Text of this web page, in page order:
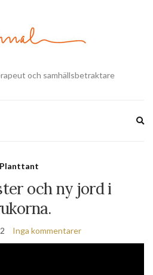
och samhällsbetraktare
Planttant
och ny jord i
Inga kommentarer